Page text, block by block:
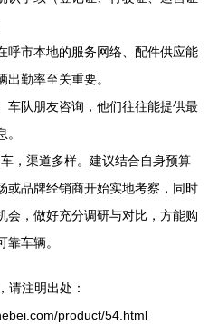
呼市本地的服务网络、配件供应能
勤率至关重要。
车队朋友咨询，他们往往能提供最
，渠道多样。建议结合自身预算
或品牌经销商开始实地考察，同时
会，做好充分调研与对比，方能购
车辆。
请注明出处：
product/54.html